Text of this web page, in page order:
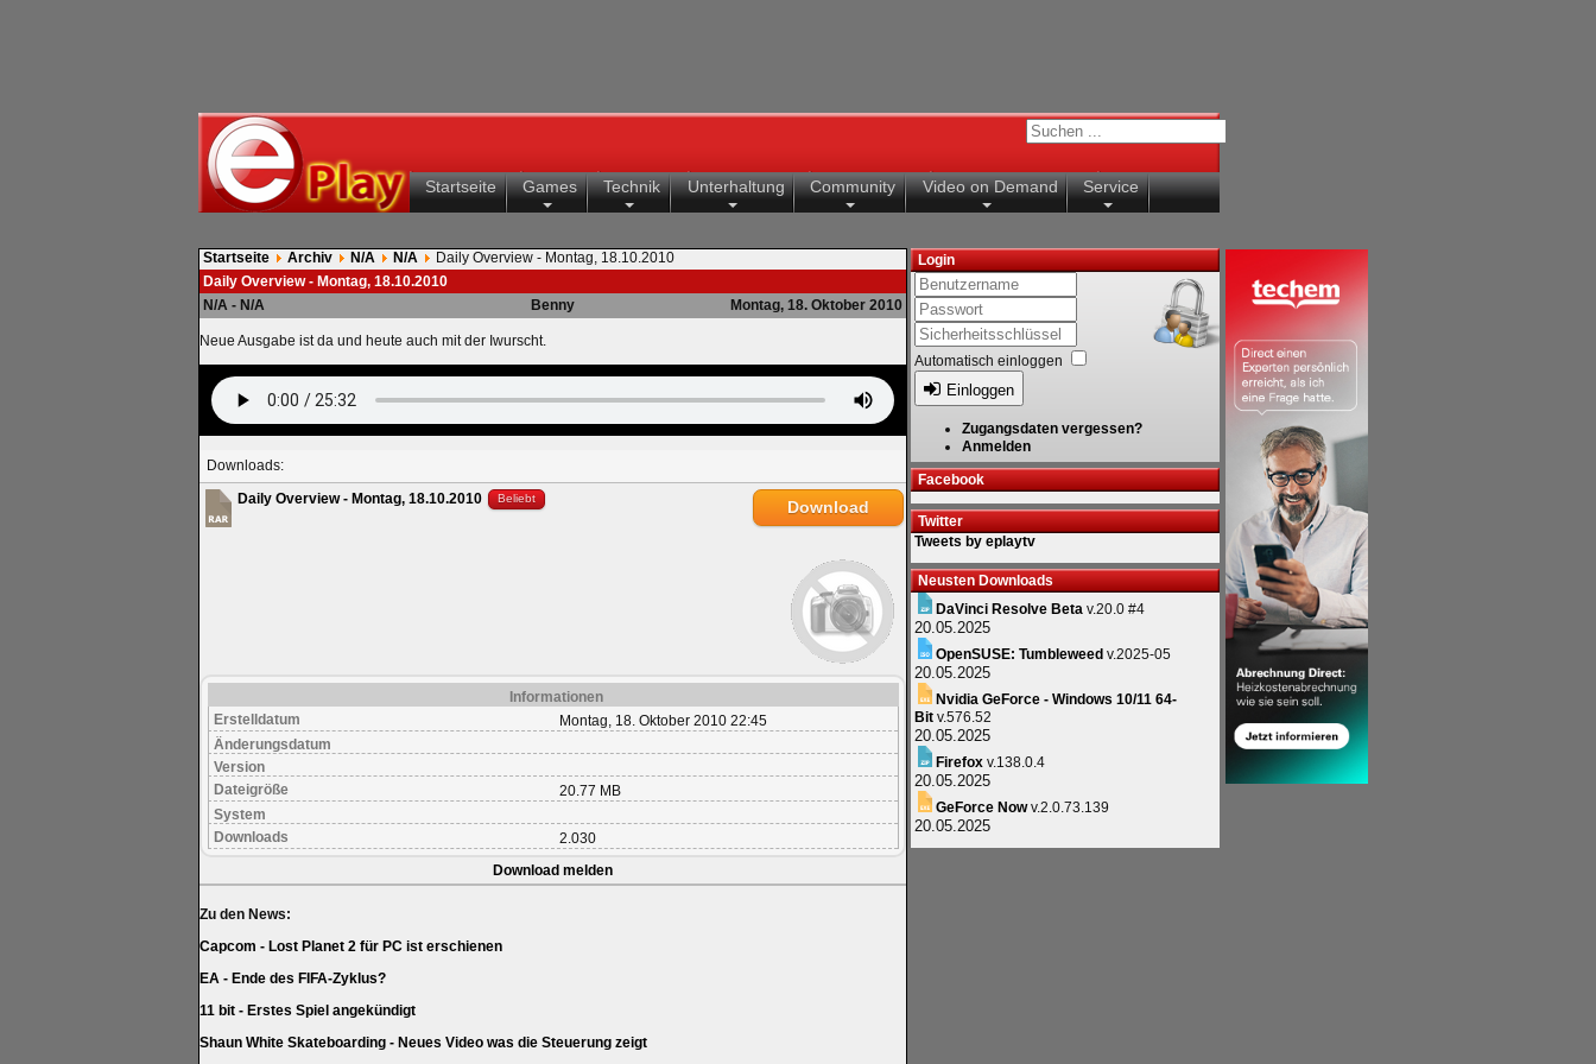
Startseite Games Technik Unterhaltung Community Video on Demand Service
Startseite Archiv N/A N/A
Daily Overview - Montag, 18.10.2010
Daily Overview - Montag, 18.10.2010
N/A - N/A
Benny Montag, 18. Oktober 2010
Neue Ausgabe ist da und heute auch mit der Iwurscht.
Downloads:
Daily Overview - Montag, 18.10.2010
Beliebt Download
Informationen
Erstelldatum
Montag, 18. Oktober 2010 22:45
Änderungsdatum
Version
Dateigröße
20.77 MB
System
Downloads
2.030
Download melden
Zu den News:
Capcom - Lost Planet 2 für PC ist erschienen
EA - Ende des FIFA-Zyklus?
11 bit - Erstes Spiel angekündigt
Shaun White Skateboarding - Neues Video was die Steuerung zeigt
Login
Automatisch einloggen
Einloggen
Zugangsdaten vergessen?
Anmelden
Facebook
Twitter
Tweets by eplaytv
Neusten Downloads
DaVinci Resolve Beta v.20.0 #4
20.05.2025
OpenSUSE: Tumbleweed v.2025-05
20.05.2025
Nvidia GeForce - Windows 10/11 64-
Bit v.576.52
20.05.2025
Firefox v.138.0.4
20.05.2025
GeForce Nowv.2.0.73.139
20.05.2025